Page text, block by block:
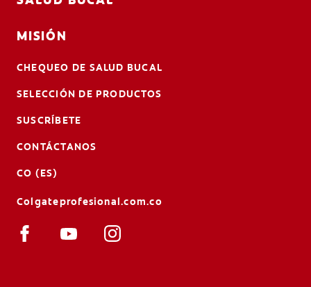
MISIÓN
CHEQUEO DE SALUD BUCAL
SELECCIÓN DE PRODUCTOS
SUSCRÍBETE
CONTÁCTANOS
CO (ES)
Colgateprofesional.com.co